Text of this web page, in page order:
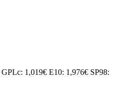
GPLc: 1,019€ E10: 1,976€ SP98: